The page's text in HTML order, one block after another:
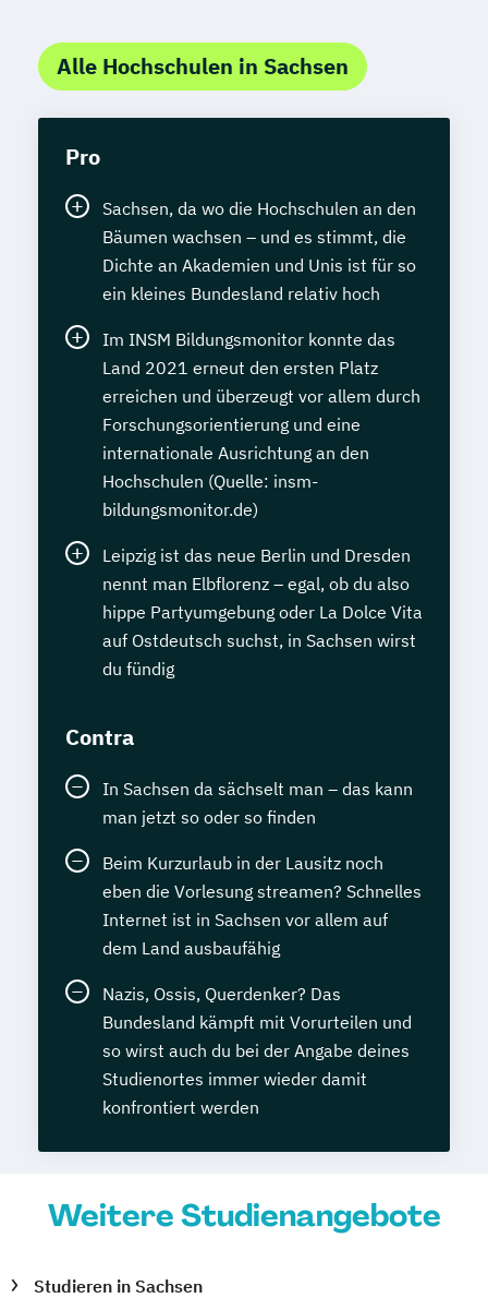
Alle Hochschulen in Sachsen
Pro
Sachsen, da wo die Hochschulen an den
Bäumen wachsen – und es stimmt, die
Dichte an Akademien und Unis ist für so
ein kleines Bundesland relativ hoch
Im INSM Bildungsmonitor konnte das
Land 2021 erneut den ersten Platz
erreichen und überzeugt vor allem durch
Forschungsorientierung und eine
internationale Ausrichtung an den
Hochschulen (Quelle: insm-
bildungsmonitor.de)
Leipzig ist das neue Berlin und Dresden
nennt man Elbflorenz – egal, ob du also
hippe Partyumgebung oder La Dolce Vita
auf Ostdeutsch suchst, in Sachsen wirst
du fündig
Contra
In Sachsen da sächselt man – das kann
man jetzt so oder so finden
Beim Kurzurlaub in der Lausitz noch
eben die Vorlesung streamen? Schnelles
Internet ist in Sachsen vor allem auf
dem Land ausbaufähig
Nazis, Ossis, Querdenker? Das
Bundesland kämpft mit Vorurteilen und
so wirst auch du bei der Angabe deines
Studienortes immer wieder damit
konfrontiert werden
Weitere Studienangebote
Studieren in Sachsen